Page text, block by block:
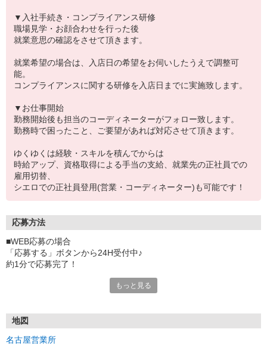
▼入社手続き・コンプライアンス研修
職場見学・お顔合わせを行った後
就業意思の確認をさせて頂きます。
就業希望の場合は、入店日の希望をお伺いしたうえで調整可
能。
コンプライアンスに関する研修を入店日までに実施致します。
▼お仕事開始
勤務開始後も担当のコーディネーターがフォロー致します。
勤務時で困ったこと、ご要望があれば対応させて頂きます。
ゆくゆくは経験・スキルを積んでからは
時給アップ、資格取得による手当の支給、就業先の正社員での
雇用切替、
シエロでの正社員登用(営業・コーディネーター)も可能です！
応募方法
■WEB応募の場合
「応募する」ボタンから24H受付中♪
約1分で応募完了！
①応募から3営業日を目安に、メールorお電話でご連絡します。
もっと見る
地図
名古屋営業所